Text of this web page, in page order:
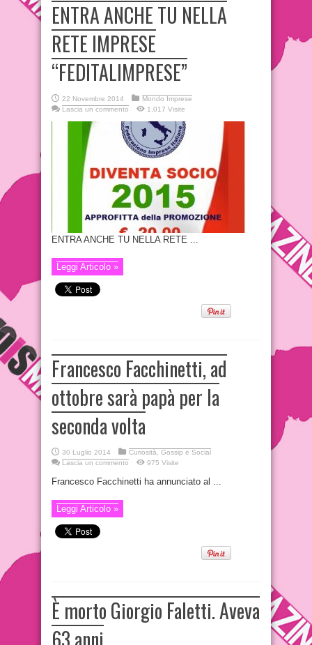
ENTRA ANCHE TU NELLA
RETE IMPRESE
“FEDITALIMPRESE”
22 Novembre 2014
Mondo Imprese
Lascia un commento
1,017 Visite
ENTRA ANCHE TU NELLA RETE ...
Leggi Articolo »
Francesco Facchinetti, ad
ottobre sarà papà per la
seconda volta
30 Luglio 2014
Curiosità, Gossip e Social
Lascia un commento
975 Visite
Francesco Facchinetti ha annunciato al ...
Leggi Articolo »
È morto Giorgio Faletti. Aveva
63 anni